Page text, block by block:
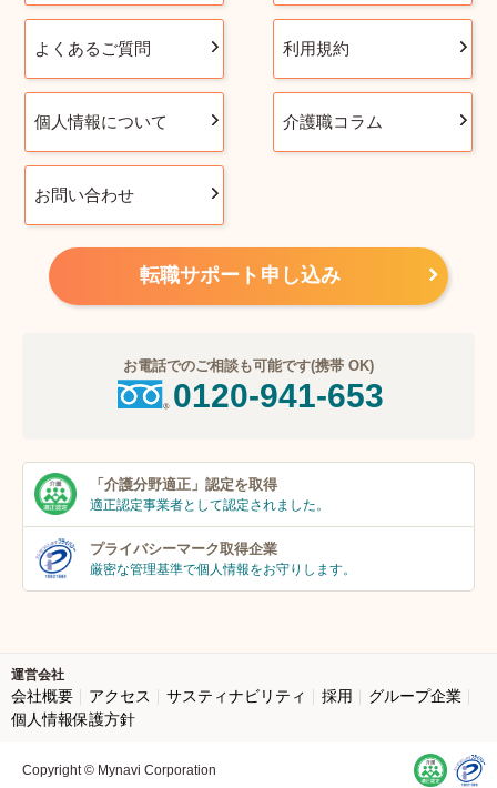
よくあるご質問 利用規約
個人情報について 介護職コラム
お問い合わせ
転職サポート申し込み
お電話でのご相談も可能です(携帯 OK)
0120-941-653
「介護分野適正」 認定を取得
適正認定事業者として認定されました。
プライバシーマーク取得企業
厳密な管理基準で個人情報をお守りします。
運営会社
会社概要 アクセス サスティナビリティ 採用
グループ企業
個人情報保護方針
Copyright © Mynavi Corporation